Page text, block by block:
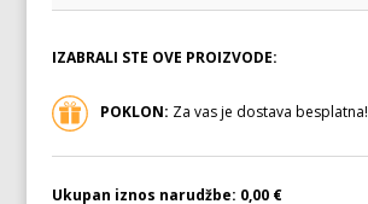
IZABRALI STE OVE PROIZVODE:
POKLON: Za vas je dostava besplatna!
Ukupan iznos narudžbe: 0,00 €